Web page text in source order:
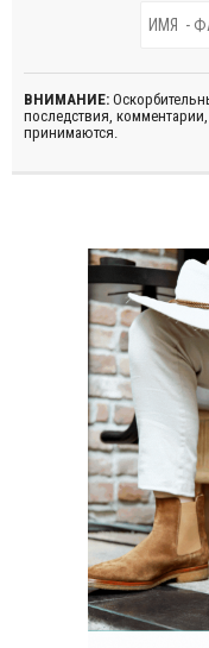
ВНИМАНИЕ:
последствия,
принимаются.